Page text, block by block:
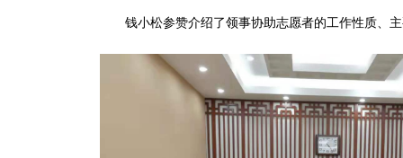
钱小松参赞介绍了领事协助志愿者的工作性质、主